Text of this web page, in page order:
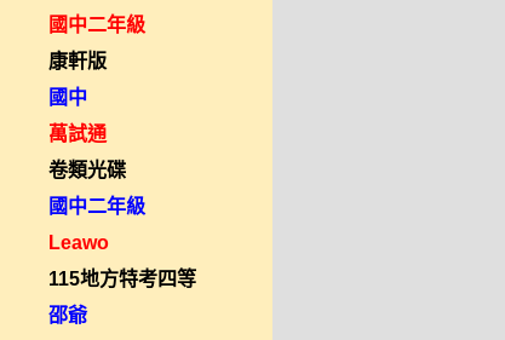
國中二年級
康軒版
國中
萬試通
卷類光碟
國中二年級
Leawo
115地方特考四等
邵爺